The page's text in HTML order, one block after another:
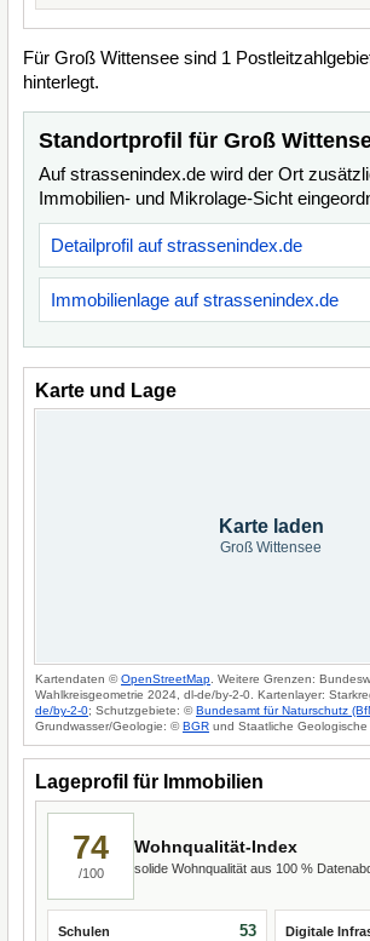
Für Groß Wittensee sind 1
hinterlegt.
Standortprofil für Groß
Auf strassenindex.de wird der Ort
Immobilien- und Mikrolage-Sicht
Detailprofil auf strassenindex.de
Immobilienlage auf strassenindex.de
Karte und Lage
Karte laden
Groß Wittensee
Kartendaten ©OpenStreetMap . Weitere Grenzen:
Wahlkreisgeometrie 2024, dl-de/by-2-0. Kartenlayer:
de/by-2-0; Schutzgebiete: ©Bundesamt für Naturschutz
Grundwasser/Geologie: ©BGR und Staatliche Geologische
Lageprofil für Immobilien
74
/100
Wohnqualität-Index
solide Wohnqualität aus 100 %
Schulen 53 Digitale